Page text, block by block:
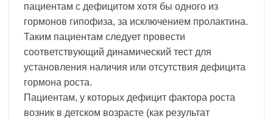
пациентам с дефицитом хотя бы одного из
гормонов гипофиза, за исключением пролактина.
Таким пациентам следует провести
соответствующий динамический тест для
установления наличия или отсутствия дефицита
гормона роста.
Пациентам, у которых дефицит фактора роста
возник в детском возрасте (как результат